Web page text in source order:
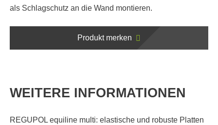
als Schlagschutz an die Wand montieren.
Produkt merken
WEITERE INFORMATIONEN
REGUPOL equiline multi: elastische und robuste Platten